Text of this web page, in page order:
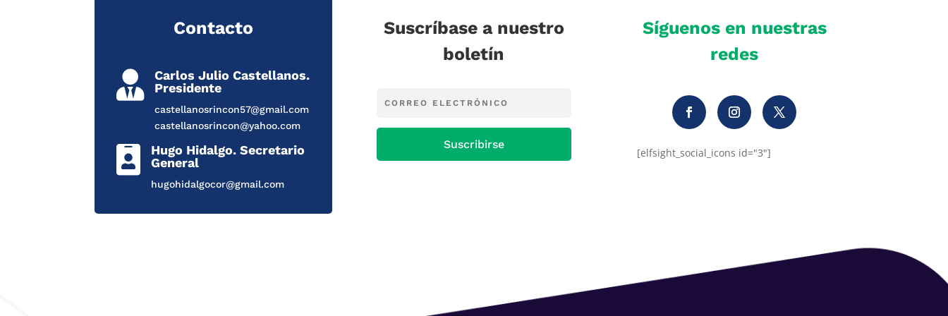
Contacto

Carlos Julio Castellanos.
Presidente
castellanosrincon57@gmail.com
castellanosrincon@yahoo.com

Hugo Hidalgo. Secretario
General
hugohidalgocor@gmail.com
Suscríbase a nuestro
boletín
Suscribirse
Síguenos en nuestras
redes
[elfsight_social_icons id="3"]